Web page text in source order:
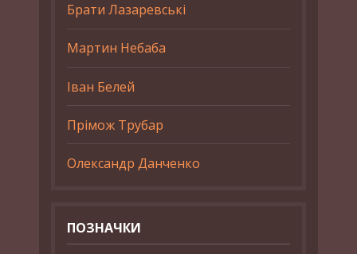
Брати Лазаревські
Мартин Небаба
Іван Белей
Прімож Трубар
Олександр Данченко
ПОЗНАЧКИ